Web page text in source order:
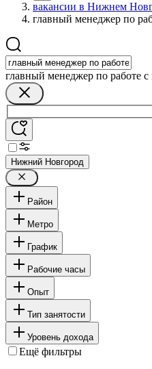
вакансии в Нижнем
главный менеджер по
главный менеджер по работе с
Нижний Новгород
Район
Метро
График
Рабочие часы
Опыт
Тип занятости
Уровень дохода
Ещё фильтры